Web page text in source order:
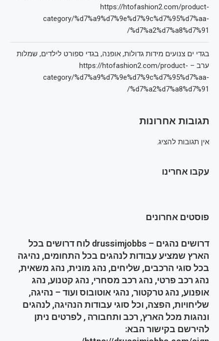
https://htofashion2.com/product-
category/%d7%a9%d7%9e%d7%9c%d7%95%d7%aa-
%d7%a2%d7%a8%d7%91/
בגדי ים צנועים מידות גדולות, אופנה, בגדי ספורט לילדים, שמלות
ערב – https://htofashion2.com/product-
category/%d7%a9%d7%9e%d7%9c%d7%95%d7%aa-
%d7%a2%d7%a8%d7%91/
תגובות אחרונות
אין תגובות להציג.
עקבו אחרינו
פוסטים אחרונים
דרושים נהגים – drussimjobbs לוח דרושים בכל
הארץ שמציע עבודות לנהגים בכל התחומים, נהיגה
בכל סוגי הרכבים, שליחים, נהג מונית, נהג משאית,
נהג רכב פרטי, נהג רכב מסחרי, נהג קטנוע, נהג
אופנוע, נהג טרקטור, נהגי אוטובוס ועוד – נהיגה,
שליחויות, הפצה, וכל סוגי עבודות הנהיגה, לנהגים
ונהגות מכל הארץ, רכב ותחבורה , לפרטים ניתן
להירשם בקישור הבא: